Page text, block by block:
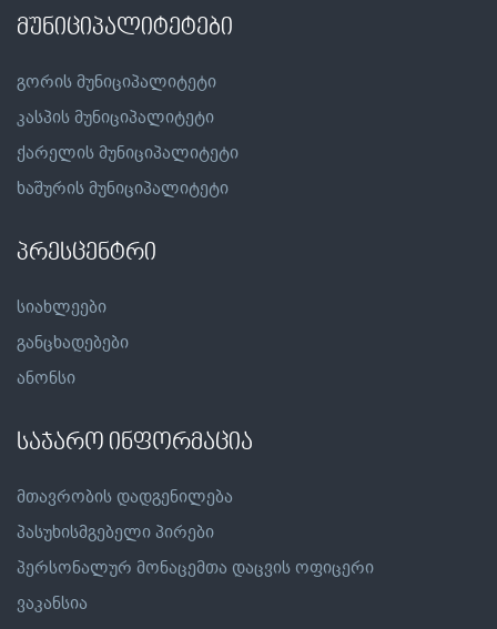
მუნიციპალიტეტები
გორის მუნიციპალიტეტი
კასპის მუნიციპალიტეტი
ქარელის მუნიციპალიტეტი
ხაშურის მუნიციპალიტეტი
პრესცენტრი
სიახლეები
განცხადებები
ანონსი
საჯარო ინფორმაცია
მთავრობის დადგენილება
პასუხისმგებელი პირები
პერსონალურ მონაცემთა დაცვის ოფიცერი
ვაკანსია